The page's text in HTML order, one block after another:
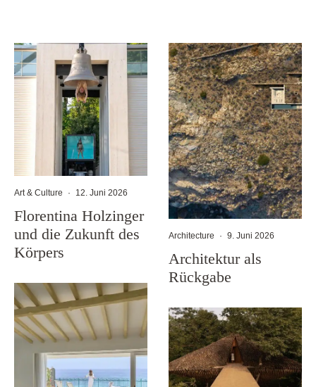
Art & Culture · 12. Juni 2026
Florentina Holzinger
und die Zukunft des
Körpers
Architecture · 9. Juni 2026
Architektur als
Rückgabe